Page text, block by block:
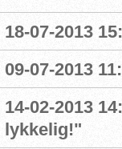
18-07-2013
09-07-2013
14-02-2013
lykkelig!"